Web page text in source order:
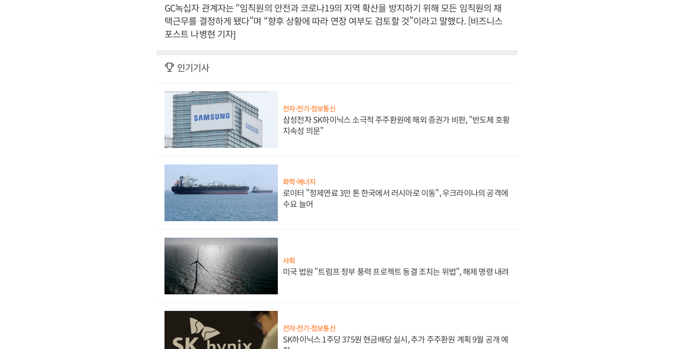
GC녹십자 관계자는 “임직원의 안전과 코로나19의 지역 확산을 방지하기 위해 모든 임직원의 재
택근무를 결정하게 됐다”며 “향후 상황에 따라 연장 여부도 검토할 것”이라고 말했다. [비즈니스
포스트 나병현 기자]
인기기사
전자·전기·정보통신
삼성전자 SK하이닉스 소극적 주주환원에 해외 증권가 비판, "반도체 호황
지속성 의문"
화학·에너지
로이터 "정제연료 3만 톤 한국에서 러시아로 이동", 우크라이나의 공격에
수요 늘어
사회
미국 법원 "트럼프 정부 풍력 프로젝트 동결 조치는 위법", 해제 명령 내려
전자·전기·정보통신
SK하이닉스 1주당 375원 현금배당 실시, 추가 주주환원 계획 9월 공개 예